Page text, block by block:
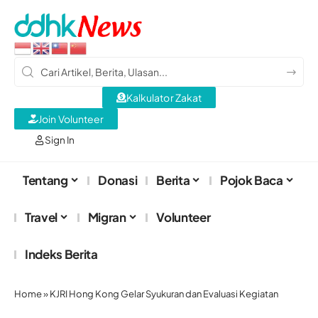
Sign In
Kalkulator Zakat
Join Volunteer
Tentang Donasi Berita Pojok Baca
Travel Migran Volunteer
Indeks Berita
Home»KJRI Hong Kong Gelar Syukuran dan Evaluasi Kegiatan